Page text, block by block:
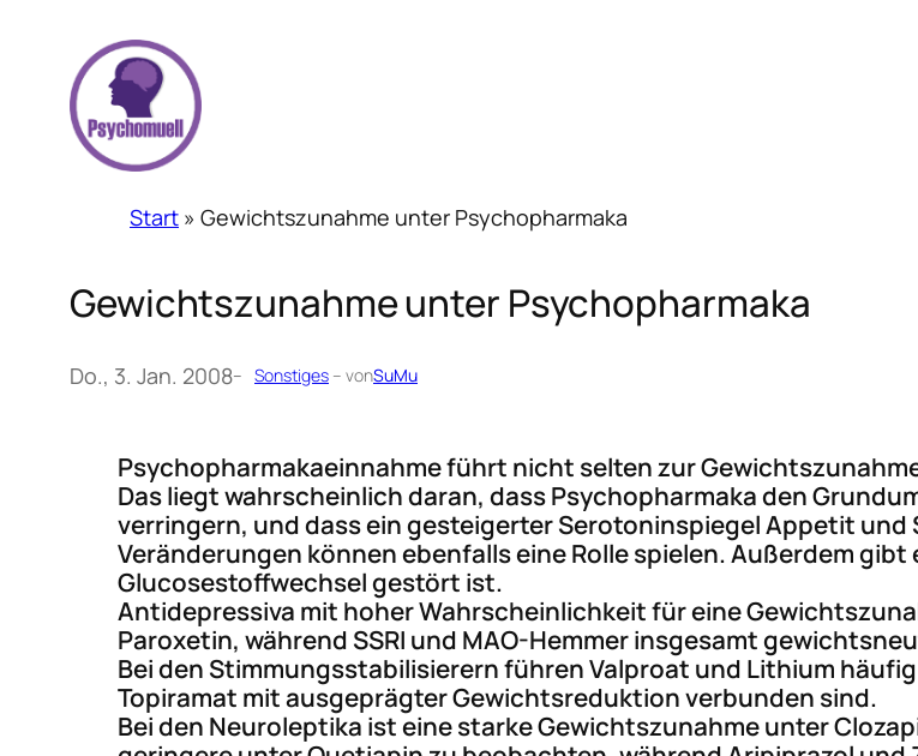
springen
Start » Gewichtszunahme unter Psychopharmaka
Gewichtszunahme unter Psychopharmaka
Do., 3. Jan. 2008– Sonstiges – vonSuMu
Psychopharmakaeinnahme führt nicht selten zur
Das liegt wahrscheinlich daran, dass Psychopharmaka den
verringern, und dass ein gesteigerter Serotoninspiegel Appetit
Veränderungen können ebenfalls eine Rolle spielen. Außerdem
Glucosestoffwechsel gestört ist.
Antidepressiva mit hoher Wahrscheinlichkeit für eine
Paroxetin, während SSRI und MAO-Hemmer insgesamt
Bei den Stimmungsstabilisierern führen Valproat und Lithium
Topiramat mit ausgeprägter Gewichtsreduktion verbunden sind.
Bei den Neuroleptika ist eine starke Gewichtszunahme unter